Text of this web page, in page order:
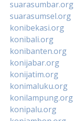
suarasumbar.org
suarasumsel.org
konibekasi.org
konibali.org
konibanten.org
konijabar.org
konijatim.org
konimaluku.org
konilampung.org
konipalu.org